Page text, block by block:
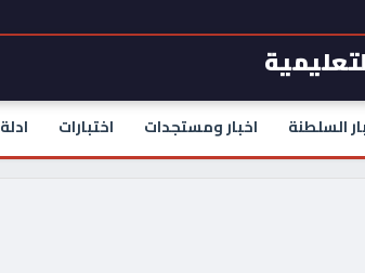
السلطنة اخبار ومستجدات اختبارات ادلة